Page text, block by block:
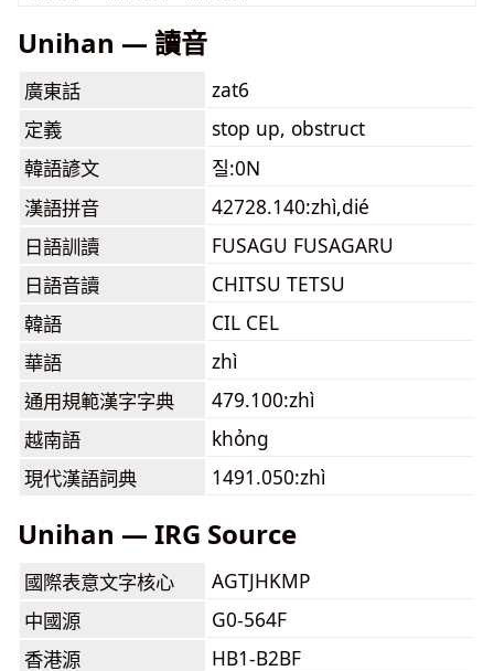
Unihan — 讀音
廣東話
zat6
定義
stop up, obstruct
韓語諺文
질:0N
漢語拼音
42728.140:zhì,dié
日語訓讀
FUSAGU FUSAGARU
日語音讀
CHITSU TETSU
韓語
CIL CEL
華語
zhì
通用規範漢字字典
479.100:zhì
越南語
khỏng
現代漢語詞典
1491.050:zhì
Unihan — IRG Source
國際表意文字核心
AGTJHKMP
中國源
G0-564F
香港源
HB1-B2BF